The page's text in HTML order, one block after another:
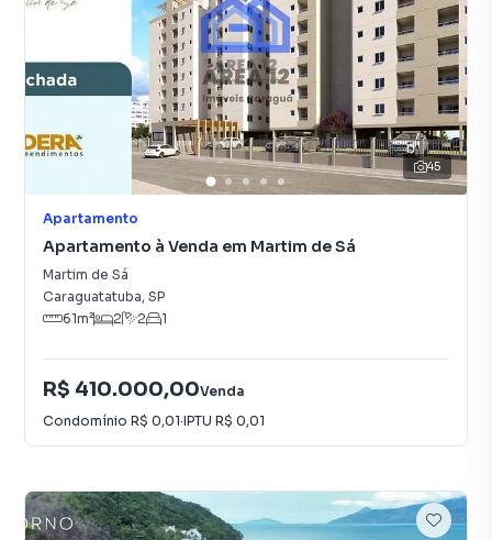
45
Apartamento
Apartamento à Venda em Martim de Sá
Martim de Sá
Caraguatatuba, SP
61m² 2 2 1
R$ 410.000,00Venda
Condomínio R$ 0,01·IPTU R$ 0,01